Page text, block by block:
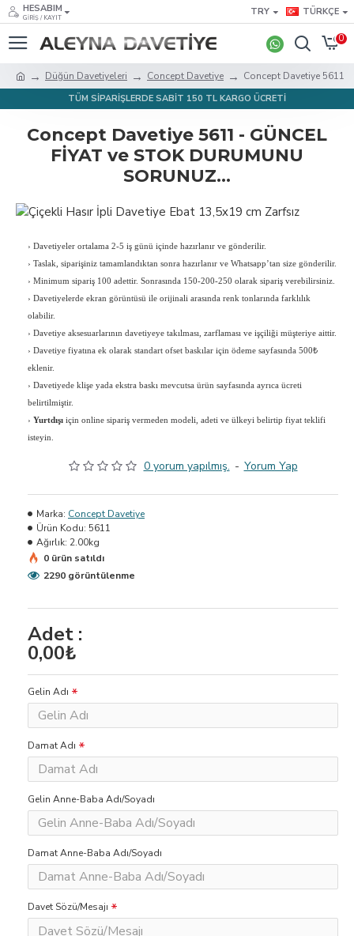
HESABIM
GIRIŞ / KAYIT
TRY TÜRKÇE
0
Düğün Davetiyeleri Concept Davetiye Concept Davetiye 5611
TÜM SİPARİŞLERDE SABİT 150 TL KARGO ÜCRETİ
Concept Davetiye 5611 - GÜNCEL
FİYAT ve STOK DURUMUNU
SORUNUZ...
› Davetiyeler ortalama 2-5 iş günü içinde hazırlanır ve gönderilir.
› Taslak, siparişiniz tamamlandıktan sonra hazırlanır ve Whatsapp’tan size gönderilir.
› Minimum sipariş 100 adettir. Sonrasında 150-200-250 olarak sipariş verebilirsiniz.
› Davetiyelerde ekran görüntüsü ile orijinali arasında renk tonlarında farklılık
olabilir.
› Davetiye aksesuarlarının davetiyeye takılması, zarflaması ve işçiliği müşteriye aittir.
› Davetiye fiyatına ek olarak standart ofset baskılar için ödeme sayfasında 500₺
eklenir.
› Davetiyede klişe yada ekstra baskı mevcutsa ürün sayfasında ayrıca ücreti
belirtilmiştir.
› Yurtdışı için online sipariş vermeden modeli, adeti ve ülkeyi belirtip fiyat teklifi
isteyin.
0 yorum yapılmış. - Yorum Yap
Adet :
0,00₺
Marka: Concept Davetiye
Ürün Kodu: 5611
Ağırlık: 2.00kg
0 ürün satıldı
2290 görüntülenme
Gelin Adı
Damat Adı
Gelin Anne-Baba Adı/Soyadı
Damat Anne-Baba Adı/Soyadı
Davet Sözü/Mesajı